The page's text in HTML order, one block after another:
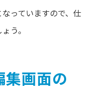
なっていますので、仕
う。
画面の